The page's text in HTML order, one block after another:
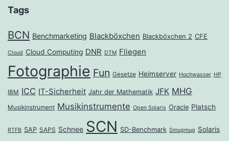
Tags
BCN Benchmarketing Blackböxchen Blackböxchen 2 CFE
Cloud Cloud Computing DNR DTM Fliegen
Fotographie Fun Gesetze Heimserver Hochwasser HP
IBM ICC IT-Sicherheit Jahr der Mathematik JFK MHG
Musikinstrument Musikinstrumente Open Solaris Oracle Platsch
RTFB SAP SAPS Schnee SCN SD-Benchmark Smugmug Solaris